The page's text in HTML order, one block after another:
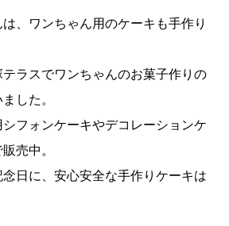
、ワンちゃん用のケーキも手作り
ラスでワンちゃんのお菓子作りの
した。
フォンケーキやデコレーションケ
売中。
日に、安心安全な手作りケーキは